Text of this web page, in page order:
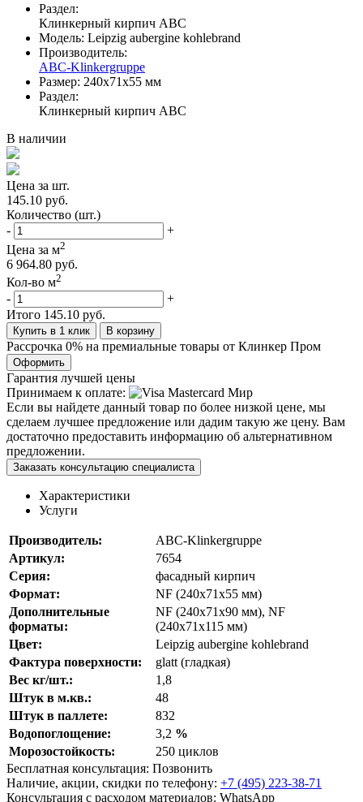
Раздел:
Клинкерный кирпич ABC
Модель: Leipzig aubergine kohlebrand
Производитель:
ABC-Klinkergruppe
Размер: 240х71х55 мм
Раздел:
Клинкерный кирпич ABC
В наличии
Цена за шт.
145.10 руб.
Количество (шт.)
-
+
Цена за м2
6 964.80 руб.
Кол-во м2
-
+
Итого 145.10 руб.
Купить в 1 клик В корзину
Рассрочка 0% на премиальные товары от Клинкер Пром
Оформить
Гарантия лучшей цены
Принимаем к оплате:
Если вы найдете данный товар по более низкой цене, мы
сделаем лучшее предложение или дадим такую же цену. Вам
достаточно предоставить информацию об альтернативном
предложении.
Заказать консультацию специалиста
Характеристики
Услуги
Производитель:
ABC-Klinkergruppe
Артикул:
7654
Серия:
фасадный кирпич
Формат:
NF (240х71х55 мм)
Дополнительные
форматы:
NF (240x71x90 мм), NF
(240х71х115 мм)
Цвет:
Leipzig aubergine kohlebrand
Фактура поверхности:
glatt (гладкая)
Вес кг/шт.:
1,8
Штук в м.кв.:
48
Штук в паллете:
832
Водопоглощение:
3,2 %
Морозостойкость:
250 циклов
Бесплатная консультация: Позвонить
Наличие, акции, скидки по телефону: +7 (495) 223-38-71
Консультация с расходом материалов: WhatsApp